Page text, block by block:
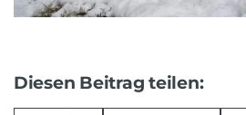
Diesen Beitrag teilen: